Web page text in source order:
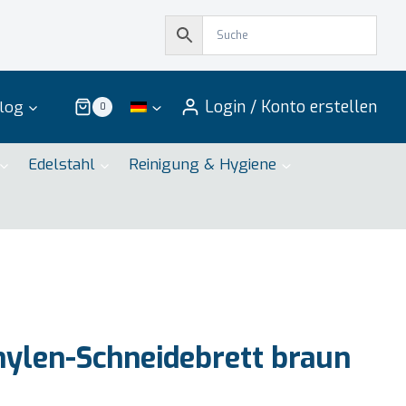
0 Login / Konto erstellen
Edelstahl Reinigung & Hygiene
Schneidebrett braun